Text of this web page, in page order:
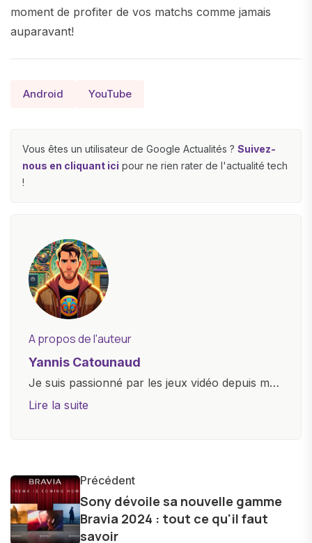
moment de profiter de vos matchs comme jamais
auparavant!
Android YouTube
Vous êtes un utilisateur de Google Actualités ? Suivez-
nous en cliquant ici pour ne rien rater de l'actualité tech
!
A propos de l'auteur
Yannis Catounaud
Je suis passionné par les jeux vidéo depuis mon
plus jeune âge. Mon amour pour l'univers
et bien d'autres gadgets technologiques. Armé
d'une curiosité insatiable, j'aime dévoiler les
dernières tendances et innovations, partageant
avec enthousiasme mes découvertes avec la
Lire la suite
Précédent
Sony dévoile sa nouvelle gamme
Bravia 2024 : tout ce qu'il faut
savoir